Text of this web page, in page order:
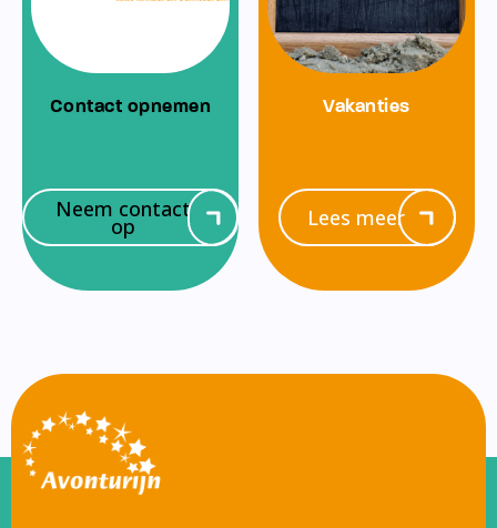
Contact opnemen
Neem contact
op
Vakanties
Lees meer